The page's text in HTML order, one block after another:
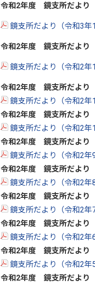
令和2年度 鏡支所だより
鏡支所だより（令和3年
令和2年度 鏡支所だより
鏡支所だより（令和2年
令和2年度 鏡支所だより
鏡支所だより（令和2年
令和2年度 鏡支所だより
鏡支所だより（令和2年
令和2年度 鏡支所だより
鏡支所だより（令和2年
令和2年度 鏡支所だより
鏡支所だより（令和2年
令和2年度 鏡支所だより
鏡支所だより（令和2年
令和2年度 鏡支所だより
鏡支所だより（令和2年
令和2年度 鏡支所だより
鏡支所だより（令和2年
令和2年度 鏡支所だより